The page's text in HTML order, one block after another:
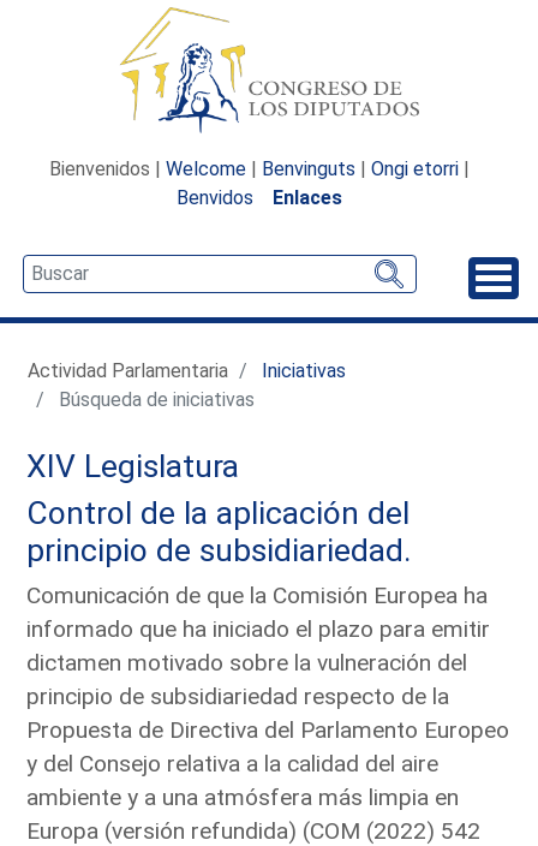
Bienvenidos | Welcome | Benvinguts | Ongi etorri |
Benvidos
Enlaces
Actividad Parlamentaria
Iniciativas
Búsqueda de iniciativas
XIV Legislatura
Control de la aplicación del
principio de subsidiariedad.
Comunicación de que la Comisión Europea ha
informado que ha iniciado el plazo para emitir
dictamen motivado sobre la vulneración del
principio de subsidiariedad respecto de la
Propuesta de Directiva del Parlamento Europeo
y del Consejo relativa a la calidad del aire
ambiente y a una atmósfera más limpia en
Europa (versión refundida) (COM (2022) 542